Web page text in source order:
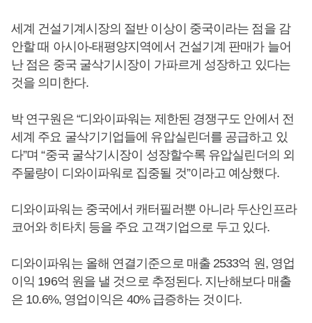
세계 건설기계시장의 절반 이상이 중국이라는 점을 감
안할 때 아시아-태평양지역에서 건설기계 판매가 늘어
난 점은 중국 굴삭기시장이 가파르게 성장하고 있다는
것을 의미한다.
박 연구원은 “디와이파워는 제한된 경쟁구도 안에서 전
세계 주요 굴삭기기업들에 유압실린더를 공급하고 있
다”며 “중국 굴삭기시장이 성장할수록 유압실린더의 외
주물량이 디와이파워로 집중될 것”이라고 예상했다.
디와이파워는 중국에서 캐터필러뿐 아니라 두산인프라
코어와 히타치 등을 주요 고객기업으로 두고 있다.
디와이파워는 올해 연결기준으로 매출 2533억 원, 영업
이익 196억 원을 낼 것으로 추정된다. 지난해보다 매출
은 10.6%, 영업이익은 40% 급증하는 것이다.